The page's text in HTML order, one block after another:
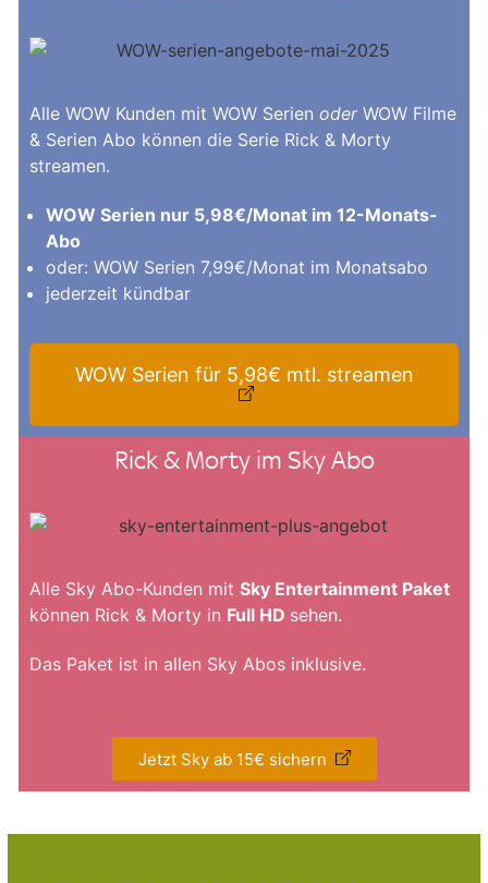
Alle WOW Kunden mit WOW Serien oderWOW Filme
& Serien Abo können die Serie Rick & Morty
streamen.
WOW Serien nur 5,98€/Monat im 12-Monats-
Abo
oder: WOW Serien 7,99€/Monat im Monatsabo
jederzeit kündbar
WOW Serien für 5,98€ mtl. streamen
Rick & Morty im Sky Abo
Alle Sky Abo-Kunden mit Sky Entertainment Paket
können Rick & Morty in Full HD sehen.
Das Paket ist in allen Sky Abos inklusive.
Jetzt Sky ab 15€ sichern